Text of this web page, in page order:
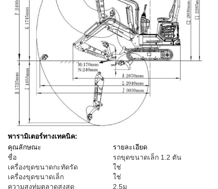
พารามิเตอร์ทางเทคนิค:
คุณลักษณะ
รายละเอียด
ชื่อ
รถขุดขนาดเล็ก 1.2 ตัน
เครื่องขุดขนาดกะทัดรัด
ใช่
เครื่องขุดขนาดเล็ก
ใช่
ความสูงทุ่มตลาดสูงสุด
2.5ม